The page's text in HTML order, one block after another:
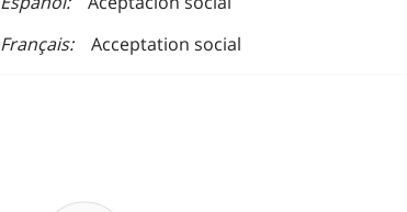
Français
Acceptation social